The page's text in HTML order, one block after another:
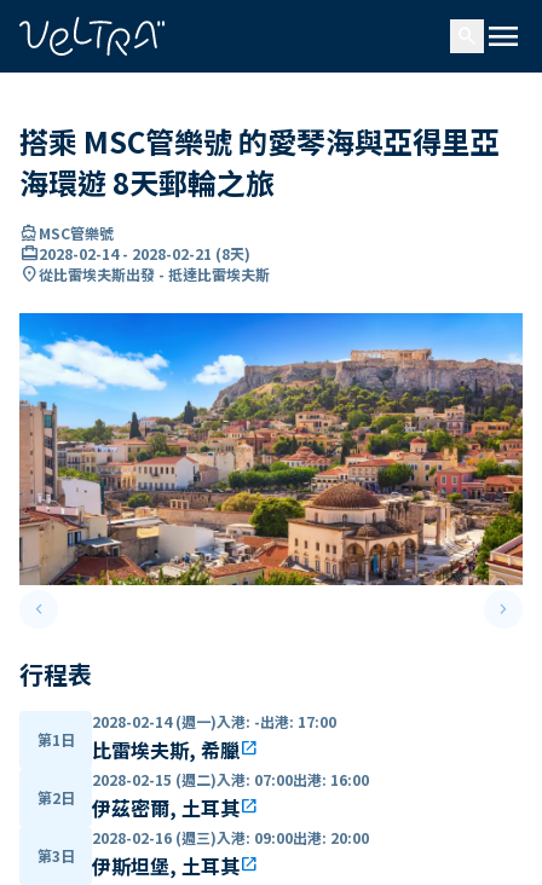
menu
搭乘 MSC管樂號 的愛琴海與亞得里亞
海環遊 8天郵輪之旅
directions_boatMSC管樂號
card_travel2028-02-14- 2028-02-21 (8天)
location_on從比雷埃夫斯出發 - 抵達比雷埃夫斯
keyboard_arrow_leftPrevious slide keyboard_arrow_right
行程表
第1日
2028-02-14 (週一)入港: -出港: 17:00
比雷埃夫斯, 希臘open_in_new
第2日
2028-02-15 (週二)入港: 07:00出港: 16:00
伊茲密爾, 土耳其open_in_new
第3日
2028-02-16 (週三)入港: 09:00出港: 20:00
伊斯坦堡, 土耳其open_in_new